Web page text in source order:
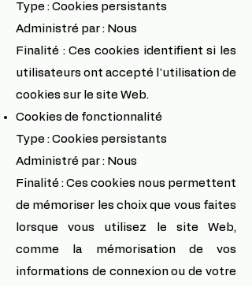
Type : Cookies persistants
Administré par : Nous
Finalité : Ces cookies identifient si les
utilisateurs ont accepté l'utilisation de
cookies sur le site Web.
Cookies de fonctionnalité
Type : Cookies persistants
Administré par : Nous
Finalité : Ces cookies nous permettent
de mémoriser les choix que vous faites
lorsque vous utilisez le site Web,
comme la mémorisation de vos
informations de connexion ou de votre